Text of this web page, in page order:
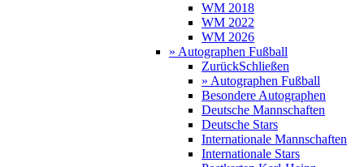
WM 2018
WM 2022
WM 2026
» Autographen Fußball
ZurückSchließen
» Autographen Fußball
Besondere Autographen
Deutsche Mannschaften
Deutsche Stars
Internationale Mannschaften
Internationale Stars